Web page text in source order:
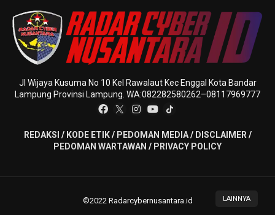
LAINNYA
Jl Wijaya Kusuma No 10 Kel Rawalaut Kec Enggal Kota Bandar
Lampung Provinsi Lampung. WA:082282580262–08117969777
REDAKSI / KODE ETIK/ PEDOMAN MEDIA/ DISCLAIMER /
PEDOMAN WARTAWAN / PRIVACY POLICY
©2022 Radarcybernusantara.id